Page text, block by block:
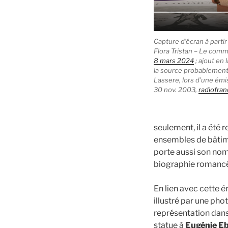
Capture d’écran à
Flora Tristan – Le
8 mars 2024; ajout en
la source
Lassere, lors d’une
30 nov. 2003,
seulement, il a été
ensembles de
porte aussi son
biographie
En lien avec cette
illustré par une
représentation
statue à Eugénie